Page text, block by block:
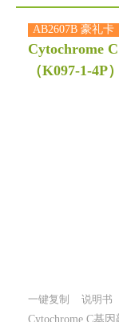
AB2607B 豪礼卡
Cytochrome
（K097-1-4P）
一键复制 说明书